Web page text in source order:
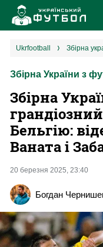
ukrfootball збірна
Збірна
Бельгію:
Ваната і
20 березня 2025, 23:40
Богдан